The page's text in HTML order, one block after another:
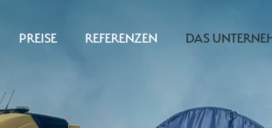
PREISE REFERENZEN DAS